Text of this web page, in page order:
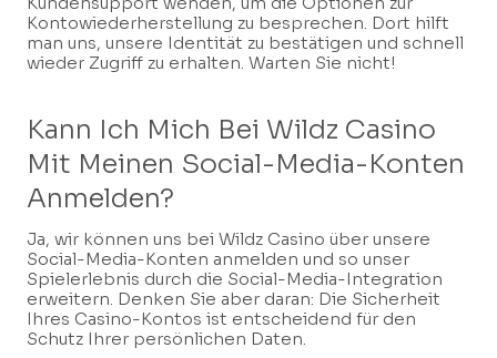
Kontowiederherstellung zu besprechen. Dort hilft
man uns, unsere Identität zu bestätigen und schnell
wieder Zugriff zu erhalten. Warten Sie nicht!
Kann Ich Mich Bei Wildz Casino
Mit Meinen Social-Media-Konten
Anmelden?
Ja, wir können uns bei Wildz Casino über unsere
Social-Media-Konten anmelden und so unser
Spielerlebnis durch die Social-Media-Integration
erweitern. Denken Sie aber daran: Die Sicherheit
Ihres Casino-Kontos ist entscheidend für den
Schutz Ihrer persönlichen Daten.